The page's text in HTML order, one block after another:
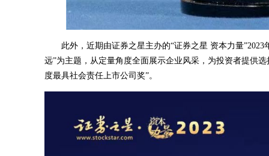
此外，近期由证券之星主办的“证券之星 资本力量”2023
远”为主题，从定量角度全面展示企业风采，为投资者提供
度最具社会责任上市公司奖”。